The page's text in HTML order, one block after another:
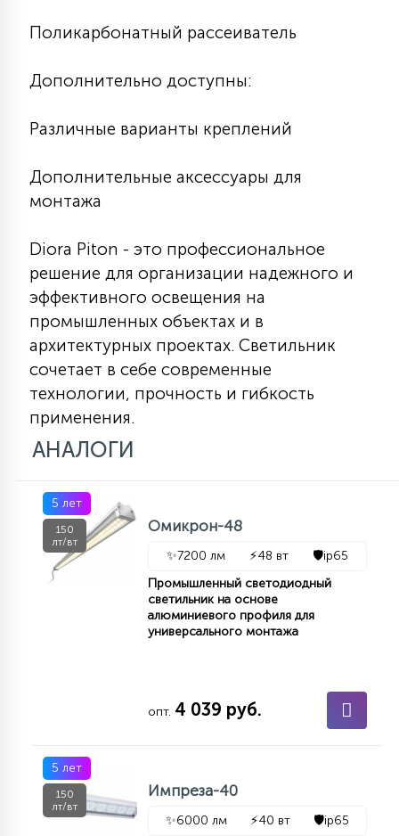
Поликарбонатный рассеиватель
Дополнительно доступны:
Различные варианты креплений
Дополнительные аксессуары для
монтажа
Diora Piton - это профессиональное
решение для организации надежного и
эффективного освещения на
промышленных объектах и в
архитектурных проектах. Светильник
сочетает в себе современные
технологии, прочность и гибкость
применения.
АНАЛОГИ
5 лет
150
лт/вт
Омикрон-48
✨7200 лм ⚡48 вт 🛡️ip65
Промышленный светодиодный
светильник на основе
алюминиевого профиля для
универсального монтажа
опт. 4 039 руб.
5 лет
150
лт/вт
Импреза-40
✨6000 лм ⚡40 вт 🛡️ip65